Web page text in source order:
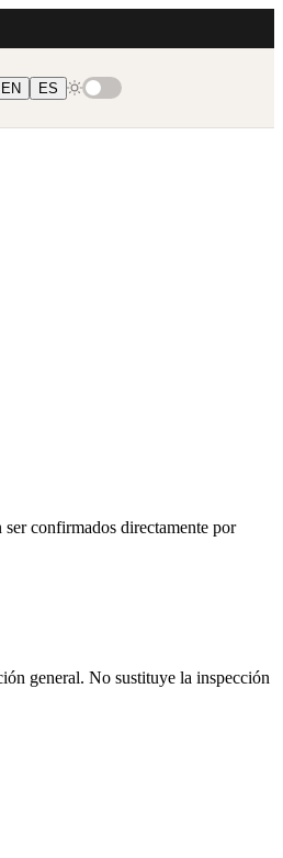
EN ES
confirmados directamente por
general. No sustituye la inspección